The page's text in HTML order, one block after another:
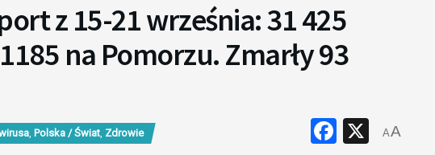
z 15-21 września: 31 425
na Pomorzu. Zmarły 93
Polska / Świat Zdrowie X
AA